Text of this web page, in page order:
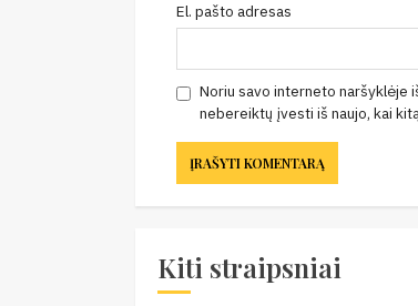
El. pašto adresas
Noriu savo interneto naršyklėje
nebereiktų įvesti iš naujo, kai
Kiti straipsniai